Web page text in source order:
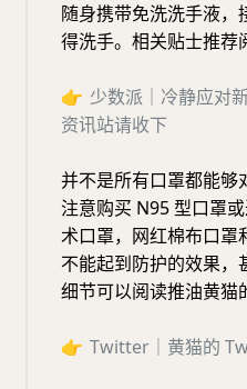
随身携带免洗洗手液，
得洗手。相关贴士推荐
👉 少数派｜ 冷静应对
资讯站请收下
并不是所有口罩都能够
注意购买 N95 型口罩
术口罩，网红棉布口罩
不能起到防护的效果，
细节可以阅读推油黄猫
👉 Twitter ｜黄猫的